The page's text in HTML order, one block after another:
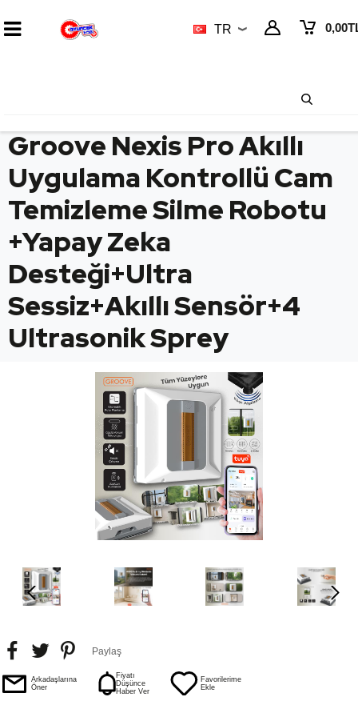
0,00
TR
Groove Nexis Pro Akıllı
Uygulama Kontrollü Cam
Temizleme Silme Robotu
+Yapay Zeka
Desteği+Ultra
Sessiz+Akıllı Sensör+4
Ultrasonik Sprey
Paylaş
Arkadaşlarına
Öner
Fiyatı
Düşünce
Haber Ver
Favorilerime
Ekle